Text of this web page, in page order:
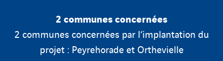
2 communes concernées
2 communes concernées par l’implantation du
projet : Peyrehorade et Orthevielle